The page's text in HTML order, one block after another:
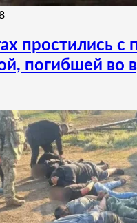
простились с
погибшей во